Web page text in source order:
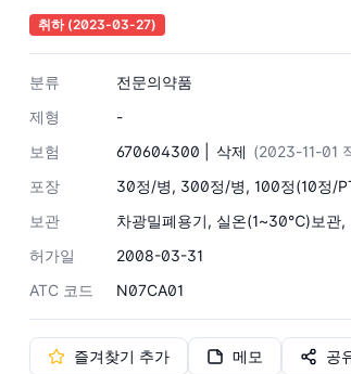
취하(2023-03-27)
분류
전문의약품
제형
-
보험
670604300 | 삭제 (2023-11-01
포장
30정/병, 300정/병, 100정(10정/
보관
차광밀폐용기, 실온(1~30℃)보관,
허가일
2008-03-31
ATC 코드
N07CA01
즐겨찾기 추가 메모 공